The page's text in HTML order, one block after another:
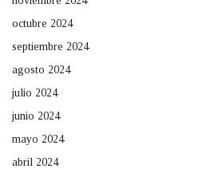
octubre 2024
septiembre 2024
agosto 2024
julio 2024
junio 2024
mayo 2024
abril 2024